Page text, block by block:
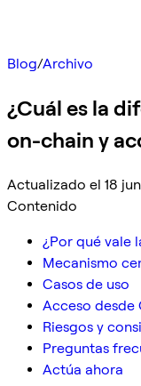
Blog/Archivo
¿Cuál es la
on-chain y
Actualizado el 18
Contenido
¿Por qué vale
Mecanismo
Casos de uso
Acceso desde
Riesgos y
Preguntas
Actúa ahora